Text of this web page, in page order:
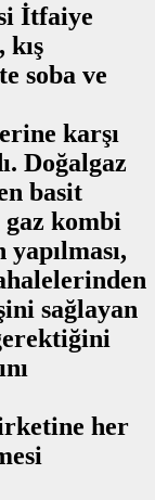
İtfaiye
soba ve
karşı
Doğalgaz
basit
kombi
yapılması,
sağlayan
her